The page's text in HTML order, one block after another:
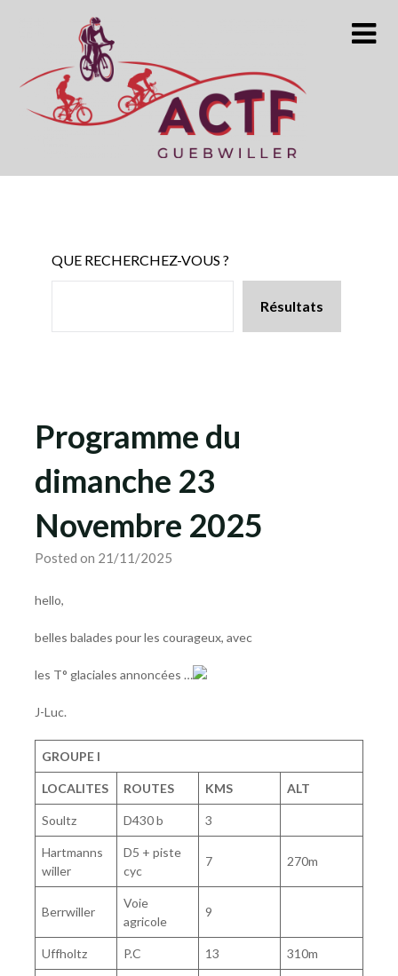
QUE RECHERCHEZ-VOUS ?
Résultats
Programme du
dimanche 23
Novembre 2025
Posted on 21/11/2025
hello,
belles balades pour les courageux, avec
les T° glaciales annoncées …
J-Luc.
GROUPE I
LOCALITES ROUTES KMS ALT
Soultz D430 b 3
Hartmanns
willer
D5 + piste
cyc
7 270m
Berrwiller
Voie
agricole
9
Uffholtz P.C 13 310m